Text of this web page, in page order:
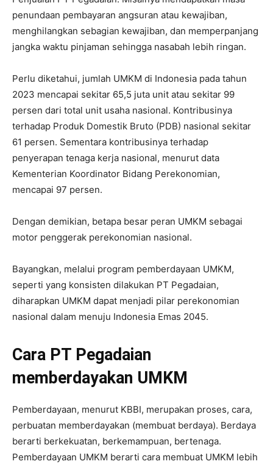
penundaan pembayaran angsuran atau kewajiban,
menghilangkan sebagian kewajiban, dan memperpanjang
jangka waktu pinjaman sehingga nasabah lebih ringan.
Perlu diketahui, jumlah UMKM di Indonesia pada tahun
2023 mencapai sekitar 65,5 juta unit atau sekitar 99
persen dari total unit usaha nasional. Kontribusinya
terhadap Produk Domestik Bruto (PDB) nasional sekitar
61 persen. Sementara kontribusinya terhadap
penyerapan tenaga kerja nasional, menurut data
Kementerian Koordinator Bidang Perekonomian,
mencapai 97 persen.
Dengan demikian, betapa besar peran UMKM sebagai
motor penggerak perekonomian nasional.
Bayangkan, melalui program pemberdayaan UMKM,
seperti yang konsisten dilakukan PT Pegadaian,
diharapkan UMKM dapat menjadi pilar perekonomian
nasional dalam menuju Indonesia Emas 2045.
Cara PT Pegadaian
memberdayakan UMKM
Pemberdayaan, menurut KBBI, merupakan proses, cara,
perbuatan memberdayakan (membuat berdaya). Berdaya
berarti berkekuatan, berkemampuan, bertenaga.
Pemberdayaan UMKM berarti cara membuat UMKM lebih